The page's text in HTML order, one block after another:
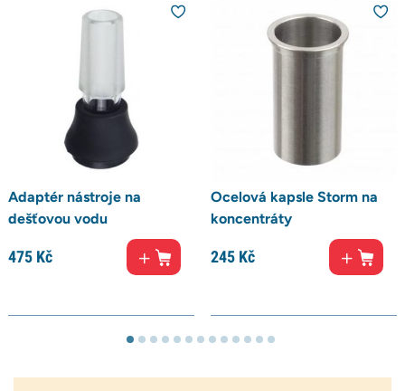
Adaptér nástroje na
dešťovou vodu
475 Kč
Ocelová kapsle Storm na
koncentráty
245 Kč